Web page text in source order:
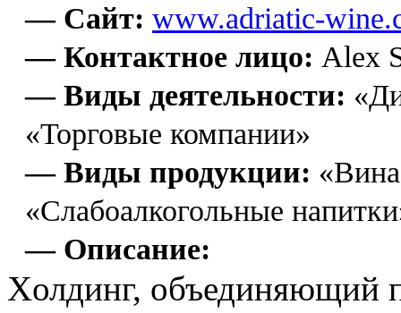
— Сайт: www.adriatic-
— Контактное лицо: Alex
— Виды деятельности:
«Торговые компании»
— Виды продукции:
«Слабоалкогольные
— Описание:
Xолдинг, объединяющий